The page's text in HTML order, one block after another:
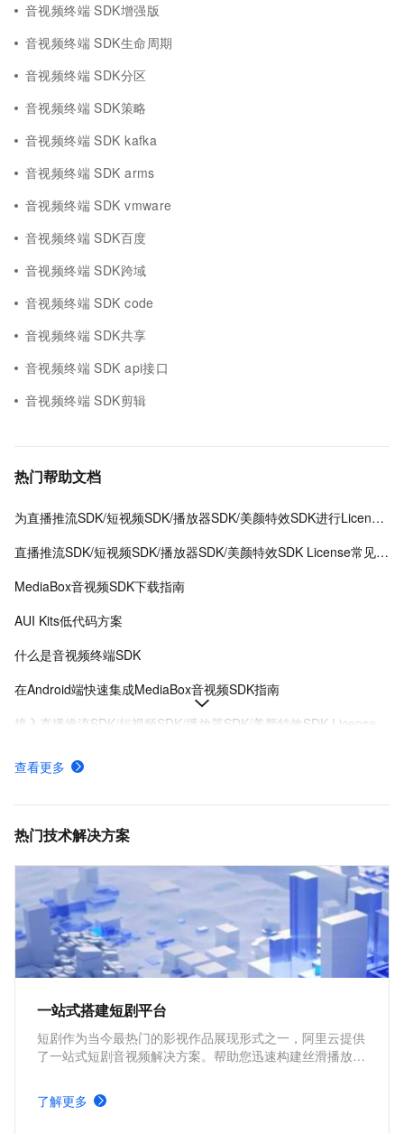
音视频终端 SDK增强版
音视频终端 SDK生命周期
音视频终端 SDK分区
音视频终端 SDK策略
音视频终端 SDK kafka
音视频终端 SDK arms
音视频终端 SDK vmware
音视频终端 SDK百度
音视频终端 SDK跨域
音视频终端 SDK code
音视频终端 SDK共享
音视频终端 SDK api接口
音视频终端 SDK剪辑
热门帮助文档
为直播推流SDK/短视频SDK/播放器SDK/美颜特效SDK进行License授权
直播推流SDK/短视频SDK/播放器SDK/美颜特效SDK License常见问题
MediaBox音视频SDK下载指南
AUI Kits低代码方案
什么是音视频终端SDK
在Android端快速集成MediaBox音视频SDK指南
接入直播推流SDK/短视频SDK/播放器SDK/美颜特效SDK License
MediaBox音视频SDK Demo体验
MediaBox音视频SDK计费项说明及购买方式
查看更多
热门技术解决方案
一站式搭建短剧平台
短剧作为当今最热门的影视作品展现形式之一，阿里云提供
了一站式短剧音视频解决方案。帮助您迅速构建丝滑播放体
能生产的短剧平台。
了解更多